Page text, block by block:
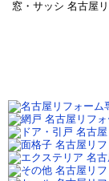
窓・サッシ 名古屋